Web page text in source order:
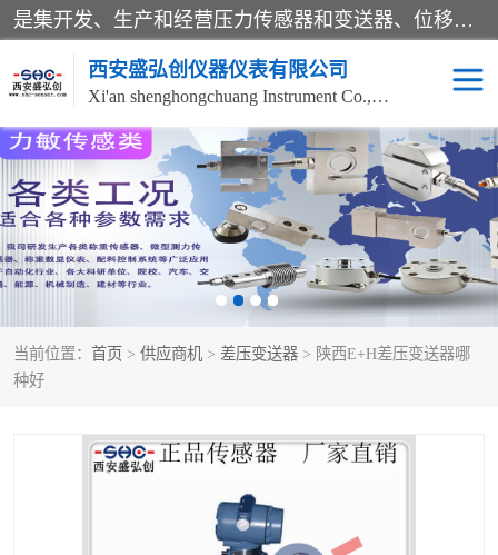
是集开发、生产和经营压力传感器和变送器、位移传感器和变送器、流量传感器和变送器、称重传感器和变送器、测力传感器和变送器、温湿度传感器和变送器、扭矩传感器、智能数显控制仪表等产品的化高新技术企业。
西安盛弘创仪器仪表有限公司
Xi'an shenghongchuang Instrument Co., Ltd
当前位置： 首页 > 供应商机 > 差压变送器 > 陕西E+H差压变送器哪
种好
称重传感器 超声波流量计
压力变送器 通用型压力变送器
流量计
位移传感器 差压变送器